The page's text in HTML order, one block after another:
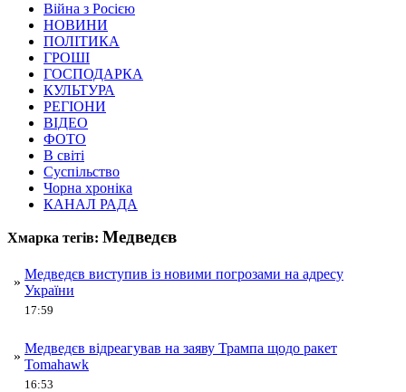
Війна з Росією
НОВИНИ
ПОЛІТИКА
ГРОШІ
ГОСПОДАРКА
КУЛЬТУРА
РЕГІОНИ
ВІДЕО
ФОТО
В світі
Суспільство
Чорна хроніка
КАНАЛ РАДА
Хмарка тегів: Медведєв
»
Медведєв виступив із новими погрозами на адресу
України
17:59
»
Медведєв відреагував на заяву Трампа щодо ракет
Tomahawk
16:53